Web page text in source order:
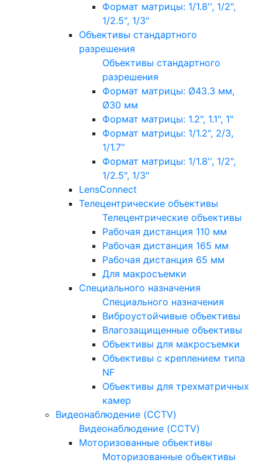
Формат матрицы: 1/1.8'', 1/2",
1/2.5", 1/3"
Объективы стандартного
разрешения
Объективы стандартного
разрешения
Формат матрицы: Ø43.3 мм,
Ø30 мм
Формат матрицы: 1.2", 1.1", 1"
Формат матрицы: 1/1.2", 2/3,
1/1.7"
Формат матрицы: 1/1.8'', 1/2",
1/2.5", 1/3"
LensConnect
Телецентрические объективы
Телецентрические объективы
Рабочая дистанция 110 мм
Рабочая дистанция 165 мм
Рабочая дистанция 65 мм
Для макросъемки
Специального назначения
Специального назначения
Виброустойчивые объективы
Влагозащищенные объективы
Объективы для макросъемки
Объективы с креплением типа
NF
Объективы для трехматричных
камер
Видеонаблюдение (CCTV)
Видеонаблюдение (CCTV)
Моторизованные объективы
Моторизованные объективы